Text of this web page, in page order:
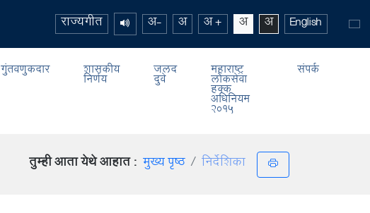
राज्यगीत अ- अ अ + अ अ English
गुंतवणुकदार शासकीय
निर्णय जलद
दुवे महाराष्ट्र
लोकसेवा
हक्क
अधिनियम
2015
संपर्क
तुम्ही आता येथे आहात : मुख्य पृष्ठ निर्देशिका